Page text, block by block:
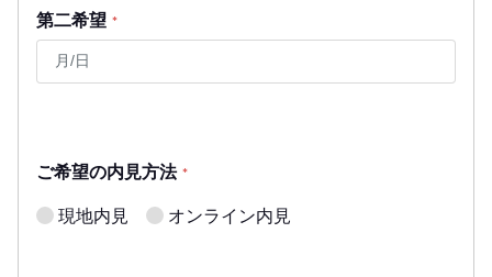
第二希望 *
ご希望の内見方法 *
現地内見 オンライン内見